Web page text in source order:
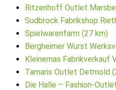
Ritzenhoff Outlet
Sudbrock Fabrikshop
Spielwarenfarm (27 km)
Bergheimer Wurst
Kleinemas Fabrikverkauf
Tamaris Outlet Detmold
Die Halle – Fashion-